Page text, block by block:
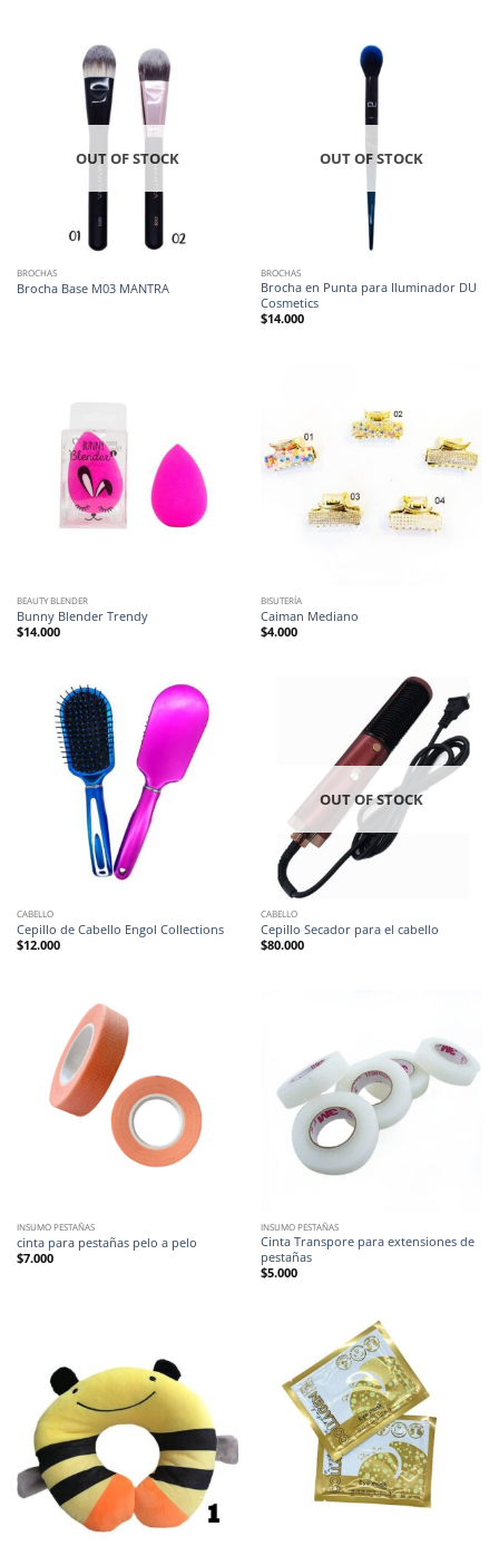
OUT OF STOCK
BROCHAS
Brocha Base M03 MANTRA
OUT OF STOCK
BROCHAS
Brocha en Punta para Iluminador DU
Cosmetics
$14.000
BEAUTY BLENDER
Bunny Blender Trendy
$14.000
BISUTERÍA
Caiman Mediano
$4.000
CABELLO
Cepillo de Cabello Engol Collections
$12.000
OUT OF STOCK
CABELLO
Cepillo Secador para el cabello
$80.000
INSUMO PESTAÑAS
cinta para pestañas pelo a pelo
$7.000
INSUMO PESTAÑAS
Cinta Transpore para extensiones de
pestañas
$5.000